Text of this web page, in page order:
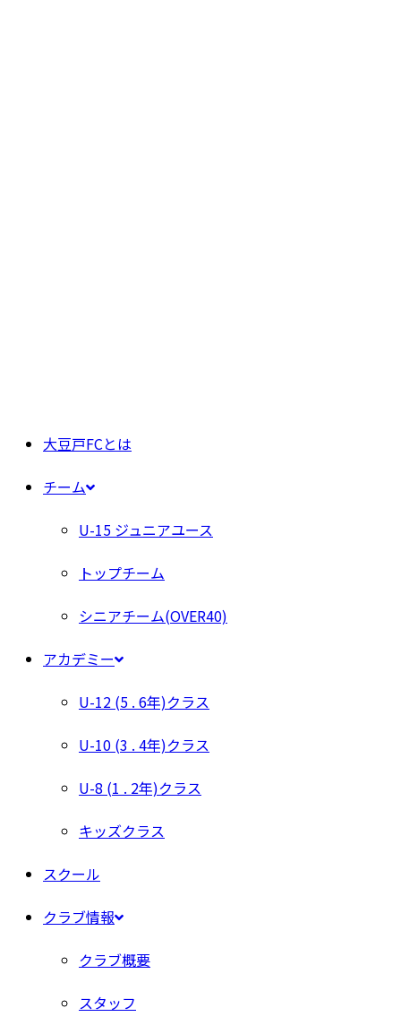
大豆戸FCとは
チーム
U-15 ジュニアユース
トップチーム
シニアチーム(OVER40)
アカデミー
U-12 (5 . 6年)クラス
U-10 (3 . 4年)クラス
U-8 (1 . 2年)クラス
キッズクラス
スクール
クラブ情報
クラブ概要
スタッフ